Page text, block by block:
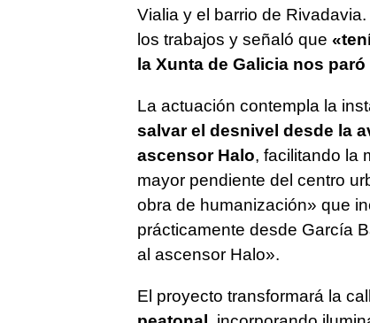
Vialia y el barrio de
los trabajos y señaló que
la Xunta de Galicia nos
La actuación contempla la
salvar el desnivel desde la
ascensor Halo, facilitando la
mayor pendiente del centro
obra de humanización» que
prácticamente desde García
al ascensor Halo».
El proyecto transformará la